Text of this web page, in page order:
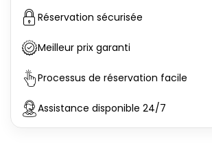
Réservation sécurisée
Meilleur prix garanti
Processus de réservation facile
Assistance disponible 24/7